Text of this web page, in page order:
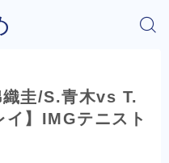
圭/S.青木vs T.
】IMGテニスト